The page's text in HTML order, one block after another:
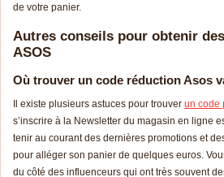
de votre panier.
Autres conseils pour obtenir
ASOS
Où trouver un code réduction Asos
Il existe plusieurs astuces pour trouver un code
s’inscrire à la Newsletter du magasin en ligne
tenir au courant des dernières promotions et
pour alléger son panier de quelques euros.
du côté des influenceurs qui ont très souvent